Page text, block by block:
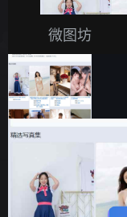
微图坊